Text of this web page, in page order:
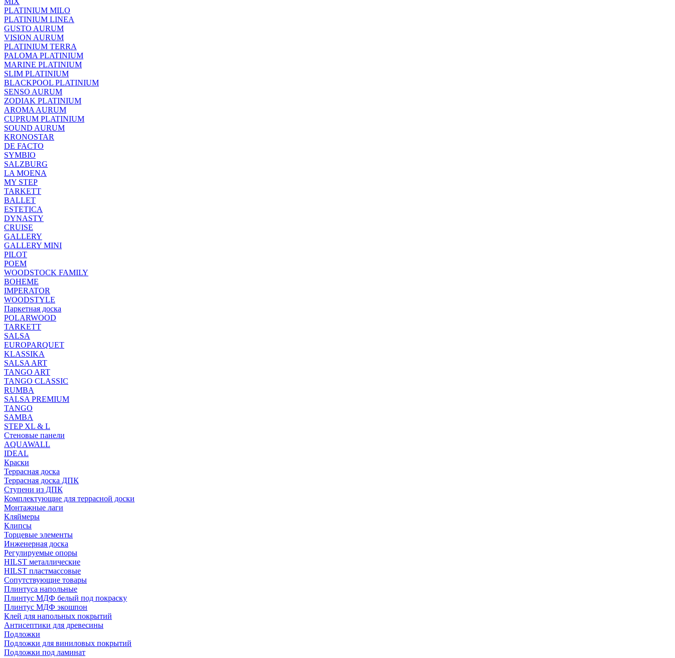
PLATINIUM MILO
PLATINIUM LINEA
GUSTO AURUM
VISION AURUM
PLATINIUM TERRA
PALOMA PLATINIUM
MARINE PLATINIUM
SLIM PLATINIUM
BLACKPOOL PLATINIUM
SENSO AURUM
ZODIAK PLATINIUM
AROMA AURUM
CUPRUM PLATINIUM
SOUND AURUM
KRONOSTAR
DE FACTO
SYMBIO
SALZBURG
LA MOENA
MY STEP
TARKETT
BALLET
ESTETICA
DYNASTY
CRUISE
GALLERY
GALLERY MINI
PILOT
POEM
WOODSTOCK FAMILY
BOHEME
IMPERATOR
WOODSTYLE
Паркетная доска
POLARWOOD
TARKETT
SALSA
EUROPARQUET
KLASSIKA
SALSA ART
TANGO ART
TANGO CLASSIC
RUMBA
SALSA PREMIUM
TANGO
SAMBA
STEP XL & L
Стеновые панели
AQUAWALL
IDEAL
Краски
Террасная доска
Террасная доска ДПК
Ступени из ДПК
Комплектующие для террасной доски
Монтажные лаги
Кляймеры
Клипсы
Торцевые элементы
Инженерная доска
Регулируемые опоры
HILST металлические
HILST пластмассовые
Сопутствующие товары
Плинтуса напольные
Плинтус МДФ белый под покраску
Плинтус МДФ экошпон
Клей для напольных покрытий
Антисептики для древесины
Подложки
Подложки для виниловых покрытий
Подложки под ламинат